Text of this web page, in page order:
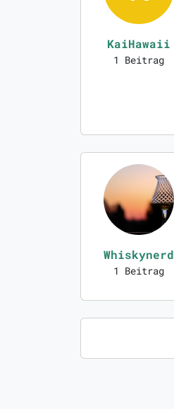
KaiHawaii
1 Beitrag
Whiskynerd
1 Beitrag